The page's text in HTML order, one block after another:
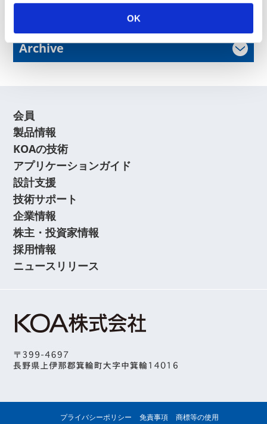
OK
News Release
Archive
会員
製品情報
KOAの技術
アプリケーションガイド
設計支援
技術サポート
企業情報
株主・投資家情報
採用情報
ニュースリリース
プライバシーポリシー 免責事項
商標等の使用